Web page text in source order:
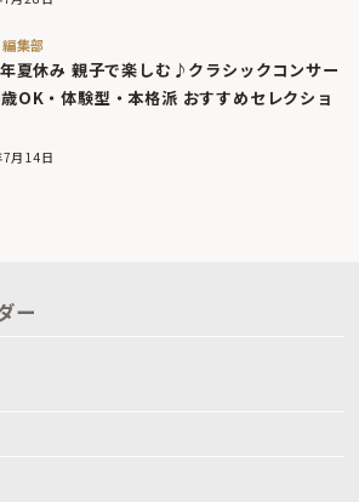
集部
夏休み 親子で楽しむ♪クラシックコンサー
歳OK・体験型・本格派 おすすめセレクショ
月14日
ー